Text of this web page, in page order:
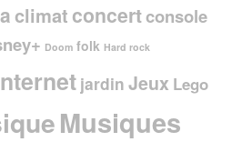
climat concertconsole
Doom folk Hard rock
jardin Jeux Lego
Musiques